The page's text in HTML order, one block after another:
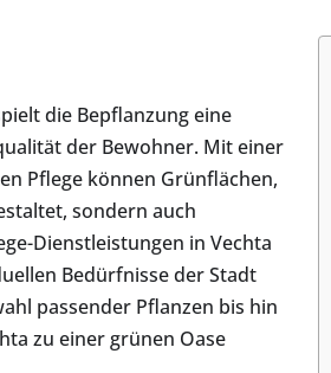
die Bepflanzung eine
der Bewohner. Mit einer
Pflege können Grünflächen,
sondern auch
Dienstleistungen in Vechta
Bedürfnisse der Stadt
passender Pflanzen bis hin
zu einer grünen Oase